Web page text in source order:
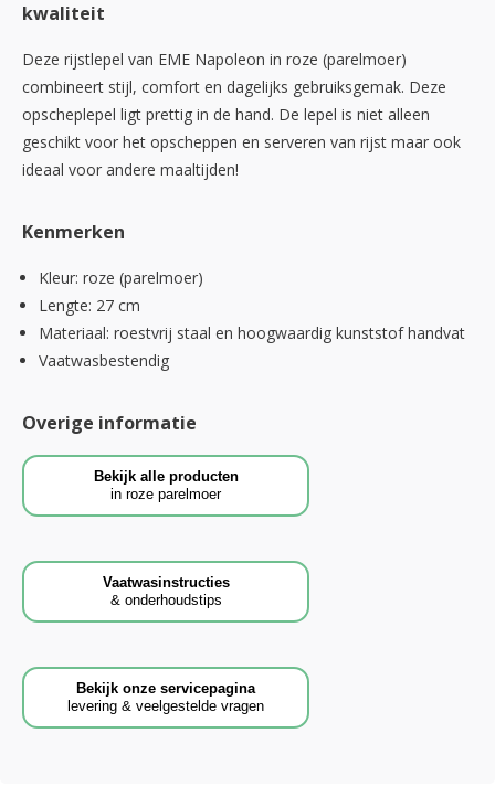
kwaliteit
Deze rijstlepel van EME Napoleon in roze (parelmoer)
combineert stijl, comfort en dagelijks gebruiksgemak. Deze
opscheplepel ligt prettig in de hand. De lepel is niet alleen
geschikt voor het opscheppen en serveren van rijst maar ook
ideaal voor andere maaltijden!
Kenmerken
Kleur: roze (parelmoer)
Lengte: 27 cm
Materiaal: roestvrij staal en hoogwaardig kunststof handvat
Vaatwasbestendig
Overige informatie
Bekijk alle producten
in roze parelmoer
Vaatwasinstructies
& onderhoudstips
Bekijk onze servicepagina
levering & veelgestelde vragen